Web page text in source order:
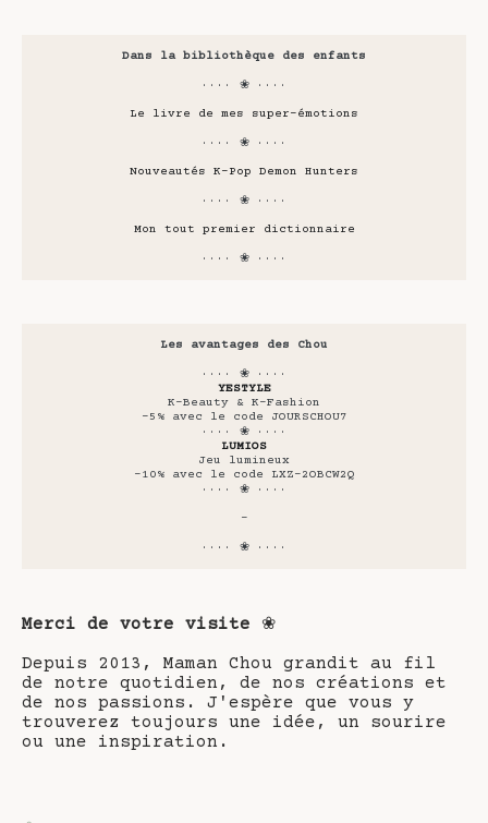
Dans la bibliothèque des enfants
···· ❀ ····
Le livre de mes super-émotions
···· ❀ ····
Nouveautés K-Pop Demon Hunters
···· ❀ ····
Mon tout premier dictionnaire
···· ❀ ····
Les avantages des Chou
···· ❀ ····
YESTYLE
K-Beauty & K-Fashion
-5% avec le code JOURSCHOU7
···· ❀ ····
LUMIOS
Jeu lumineux
-10% avec le code LXZ-2OBCW2Q
···· ❀ ····
-
···· ❀ ····
Merci de votre visite ❀
Depuis 2013, Maman Chou grandit au fil
de notre quotidien, de nos créations et
de nos passions. J'espère que vous y
trouverez toujours une idée, un sourire
ou une inspiration.